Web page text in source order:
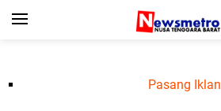
Pasang Iklan